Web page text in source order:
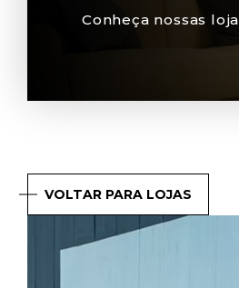
Conheça nossas
VOLTAR PARA LOJAS